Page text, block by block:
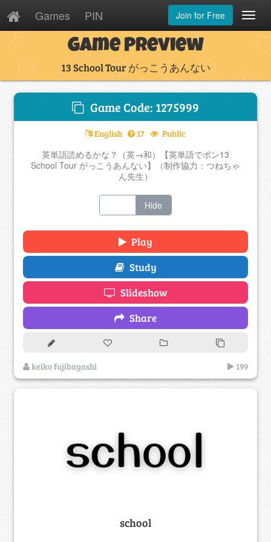
Games PIN Join for Free
Game Preview
13 School Tour がっこうあんない
Game Code: 1275999
English 17 Public
英単語読めるかな？（英→和）【英単語でポン13
School Tour がっこうあんない】（制作協力：つねちゃ
ん先生）
Hide
Play
Study
Slideshow
Share
keiko fujibayashi 199
school